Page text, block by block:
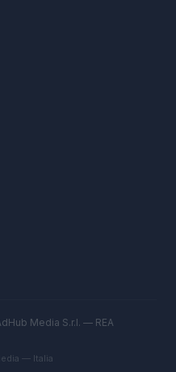
Media S.r.l. — REA
— Italia